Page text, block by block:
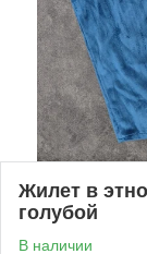
Жилет в
голубой
В наличии